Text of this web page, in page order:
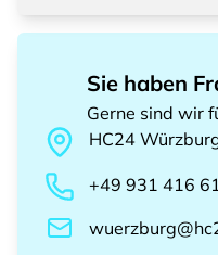
Sie haben
Gerne sind wir
HC24
+49 931 416